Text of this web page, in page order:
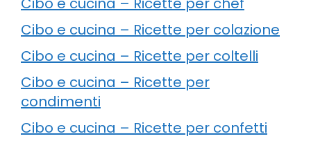
Cibo e cucina – Ricette per colazione
Cibo e cucina – Ricette per coltelli
Cibo e cucina – Ricette per
condimenti
Cibo e cucina – Ricette per confetti